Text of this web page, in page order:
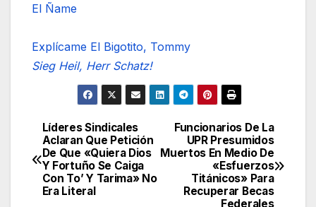
El Ñame
Explícame El Bigotito, Tommy
Sieg Heil, Herr Schatz!
Navegación
de
entradas
Funcionarios De La
UPR Presumidos
Muertos En Medio De
«Esfuerzos
Titánicos» Para
Recuperar Becas
Federales
Líderes Sindicales
Aclaran Que Petición
De Que «Quiera Dios
Y Fortuño Se Caiga
Con To’ Y Tarima» No
Era Literal